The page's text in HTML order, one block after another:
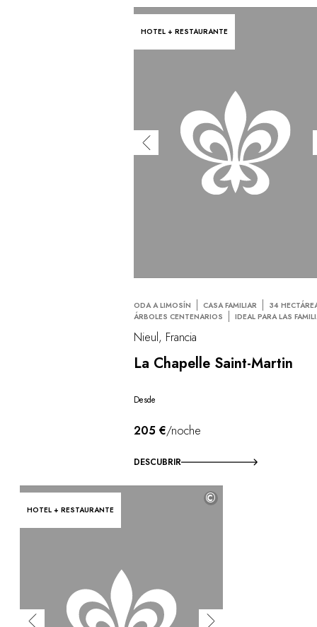
HOTEL + RESTAURANTE
ODA A LIMOSÍN CASA FAMILIAR
34
ÁRBOLES CENTENARIOS
IDEAL PARA LAS
Nieul, Francia
La Chapelle Saint-Martin
Desde
205 €/noche
DESCUBRIR
HOTEL + RESTAURANTE
©